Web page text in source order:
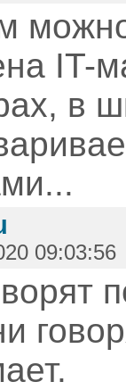
IT-
в
09:03:56